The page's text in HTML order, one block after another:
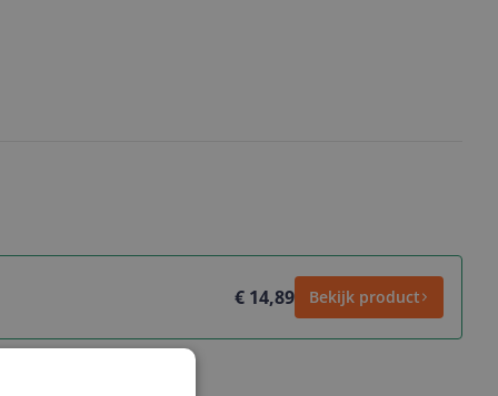
€ 14,89 Bekijk product